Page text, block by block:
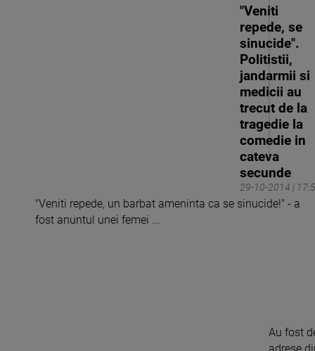
29-10-2014 |
"Veniti
repede, se
sinucide".
Politistii,
jandarmii si
medicii au
trecut de la
tragedie la
comedie in
cateva
secunde
"Veniti repede, un barbat ameninta ca se sinucide!" - a
fost anuntul unei femei ...
Au fost